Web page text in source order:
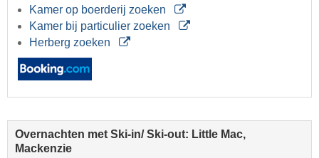
Kamer op boerderij zoeken
Kamer bij particulier zoeken
Herberg zoeken
Overnachten met Ski-in/ Ski-out: Little Mac,
Mackenzie